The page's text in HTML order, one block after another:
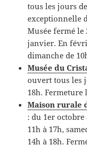
tous les jours
exceptionnelle
Musée fermé le
janvier. En
dimanche de
Musée du
ouvert tous les
18h. Fermeture
Maison rurale
: du 1er
11h à 17h,
14h à 18h.